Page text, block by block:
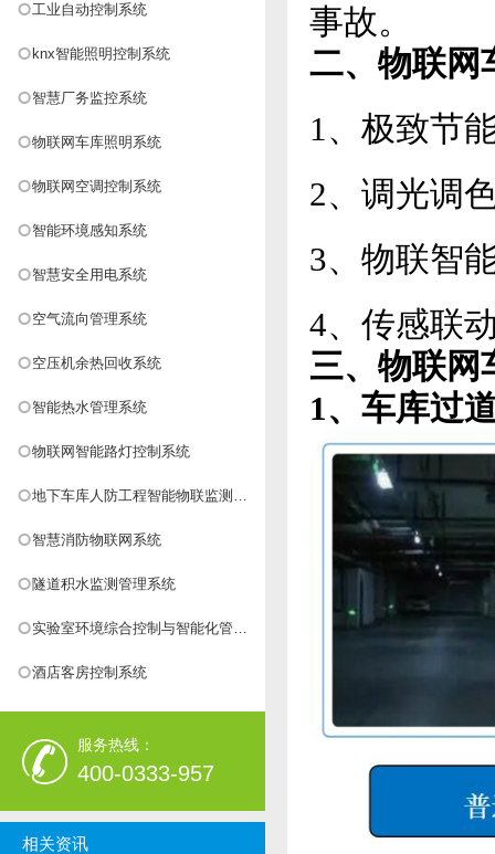
工业自动控制系统
knx智能照明控制系统
智慧厂务监控系统
物联网车库照明系统
物联网空调控制系统
智能环境感知系统
智慧安全用电系统
空气流向管理系统
空压机余热回收系统
智能热水管理系统
物联网智能路灯控制系统
地下车库人防工程智能物联监测系
统
智慧消防物联网系统
隧道积水监测管理系统
实验室环境综合控制与智能化管理
系统
酒店客房控制系统
服务热线：
400-0333-957
相关资讯
事故。
二、物联网
1、极致节
2、调光调
3、物联智
4、传感联
三、物联网
1、车库过